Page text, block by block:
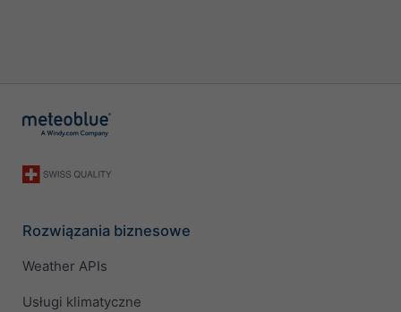
Rozwiązania biznesowe
Weather APIs
Usługi klimatyczne